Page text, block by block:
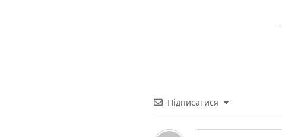
Підписатися